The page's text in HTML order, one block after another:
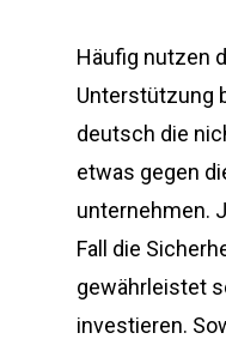
Häufig nutzen
Unterstützung
deutsch die
etwas gegen
unternehmen.
Fall die
gewährleistet
investieren.